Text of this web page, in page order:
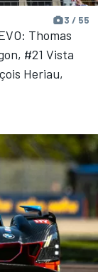
3 / 55
Thomas
#21 Vista
Heriau,